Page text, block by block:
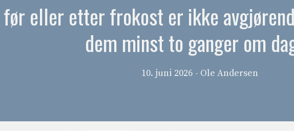
før eller etter frokost er ikke
dem minst to ganger om
10. juni 2026 - Ole Andersen